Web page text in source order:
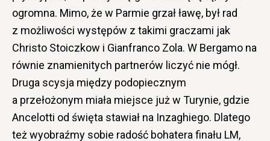
ogromna. Mimo, że w Parmie grzał ławę, był rad
z możliwości występów z takimi graczami jak
Christo Stoiczkow i Gianfranco Zola. W Bergamo na
równie znamienitych partnerów liczyć nie mógł.
Druga scysja między podopiecznym
a przełożonym miała miejsce już w Turynie, gdzie
Ancelotti od święta stawiał na Inzaghiego. Dlatego
też wyobraźmy sobie radość bohatera finału LM,